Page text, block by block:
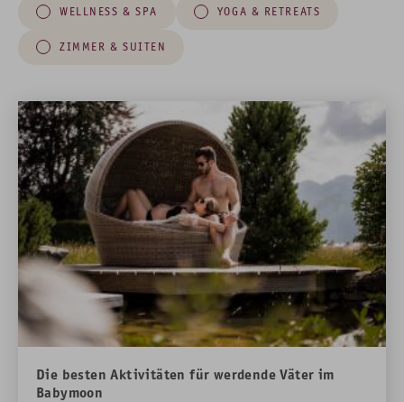
WELLNESS & SPA YOGA & RETREATS
ZIMMER & SUITEN
Die besten Aktivitäten für werdende Väter im
Babymoon